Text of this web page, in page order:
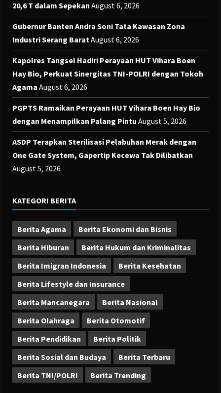
20,6 T dalam Sepekan August 6, 2026
Gubernur Banten Andra Soni Tata Kawasan Zona
Industri Serang BaratAugust 6, 2026
Kapolres Tangsel Hadiri Perayaan HUT Vihara Boen
Hay Bio, Perkuat Sinergitas TNI-POLRI dengan Tokoh
Agama August 6, 2026
PGPTS Ramaikan Perayaan HUT Vihara Boen Hay Bio
dengan Menampilkan Palang Pintu August 5, 2026
ASDP Terapkan Sterilisasi Pelabuhan Merak dengan
One Gate System, Gapertip Kecewa Tak Dilibatkan
August 5, 2026
KATEGORI BERITA
Berita Agama
Berita Ekonomi dan Bisnis
Berita Hiburan
Berita Hukum dan Kriminalitas
Berita Imigran Indonesia
Berita Kesehatan
Berita Lifestyle dan Insurance
Berita Mancanegara
Berita Nasional
Berita Olahraga
Berita Otomotif
Berita Pendidikan
Berita Politik
Berita Sosial dan Budaya
Berita Terbaru
Berita TNI/POLRI
Berita Trending